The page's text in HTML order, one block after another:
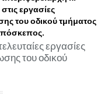
εργασίες
του οδικού τμήματος
εργασίες
του οδικού